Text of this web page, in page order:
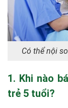
Có thể nội
1. Khi nào
trẻ 5 tuổi?